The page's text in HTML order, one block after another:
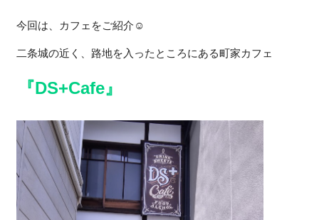
今回は、カフェをご紹介☺
二条城の近く、路地を入ったところにある町家カフェ
『DS+Cafe』